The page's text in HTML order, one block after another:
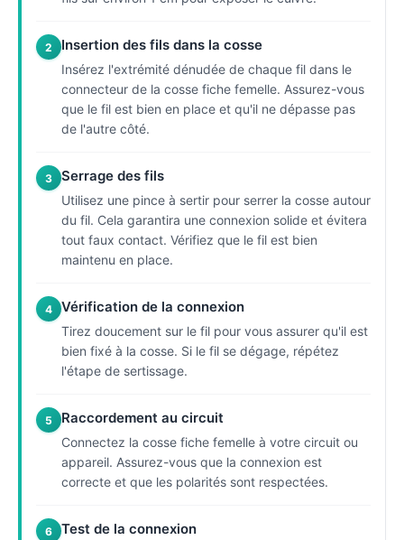
2 Insertion des fils dans la cosse
Insérez l'extrémité dénudée de chaque fil dans le
connecteur de la cosse fiche femelle. Assurez-vous
que le fil est bien en place et qu'il ne dépasse pas
de l'autre côté.
3 Serrage des fils
Utilisez une pince à sertir pour serrer la cosse autour
du fil. Cela garantira une connexion solide et évitera
tout faux contact. Vérifiez que le fil est bien
maintenu en place.
4 Vérification de la connexion
Tirez doucement sur le fil pour vous assurer qu'il est
bien fixé à la cosse. Si le fil se dégage, répétez
l'étape de sertissage.
5 Raccordement au circuit
Connectez la cosse fiche femelle à votre circuit ou
appareil. Assurez-vous que la connexion est
correcte et que les polarités sont respectées.
6 Test de la connexion